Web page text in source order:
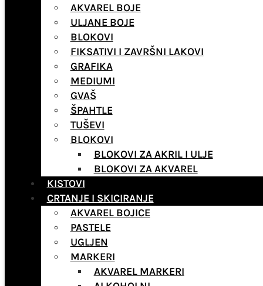
AKVAREL BOJE
ULJANE BOJE
BLOKOVI
FIKSATIVI I ZAVRŠNI LAKOVI
GRAFIKA
MEDIUMI
GVAŠ
ŠPAHTLE
TUŠEVI
BLOKOVI
BLOKOVI ZA AKRIL I ULJE
BLOKOVI ZA AKVAREL
KISTOVI
CRTANJE I SKICIRANJE
AKVAREL BOJICE
PASTELE
UGLJEN
MARKERI
AKVAREL MARKERI